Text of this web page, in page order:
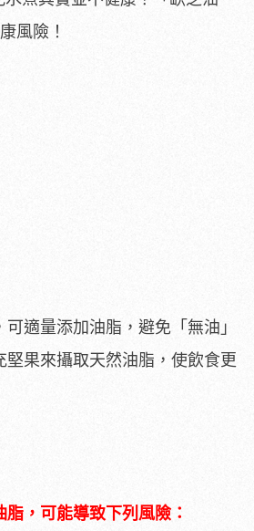
適量添加油脂，避免「無油」
堅果來攝取天然油脂，使飲食更
，可能導致下列風險：